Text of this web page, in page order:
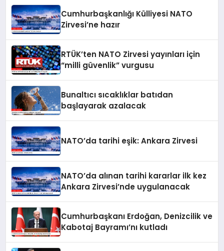
Cumhurbaşkanlığı Külliyesi NATO
Zirvesi’ne hazır
RTÜK’ten NATO Zirvesi yayınları için
“milli güvenlik” vurgusu
Bunaltıcı sıcaklıklar batıdan
başlayarak azalacak
NATO’da tarihi eşik: Ankara Zirvesi
NATO’da alınan tarihi kararlar ilk kez
Ankara Zirvesi’nde uygulanacak
Cumhurbaşkanı Erdoğan, Denizcilik ve
Kabotaj Bayramı’nı kutladı